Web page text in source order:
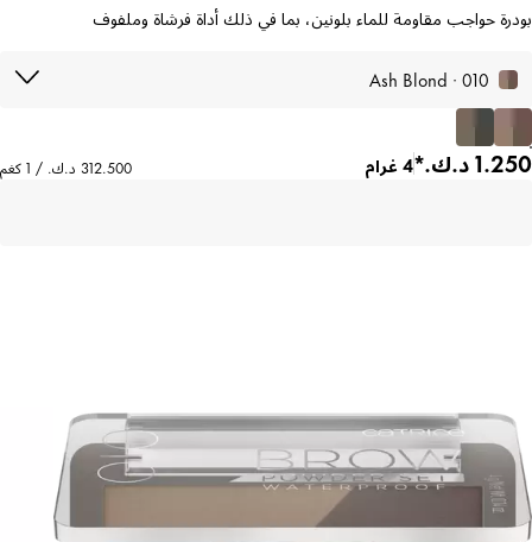
بودرة حواجب مقاومة للماء بلونين، بما في ذلك أداة فرشاة وملفوف
010 · Ash Blond
4 غرام